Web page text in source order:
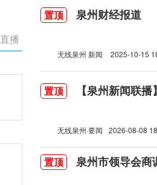
直播
置顶 泉州财经报道
无线泉州 新闻 2025-10-15
置顶 【泉州新闻联
无线泉州·要闻 2026-08-08
置顶 泉州市领导会商